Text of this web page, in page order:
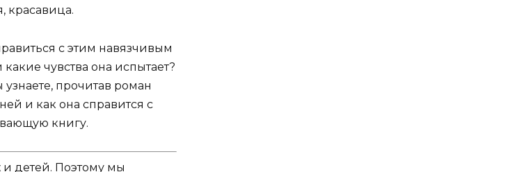
красавица.
с этим навязчивым
чувства она испытает?
прочитав роман
и как она справится с
книгу.
и детей. Поэтому мы